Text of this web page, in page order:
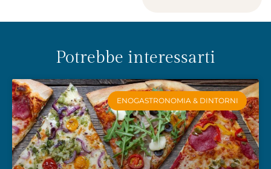
Potrebbe interessarti
ENOGASTRONOMIA & DINTORNI